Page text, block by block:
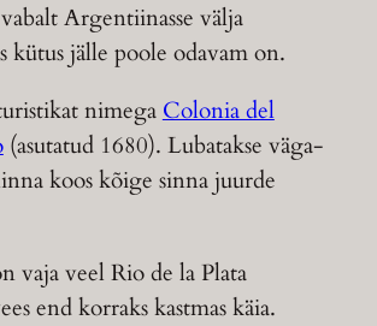
Argentiinasse välja
kütus jälle poole odavam on.
nimega Colonia del
(asutatud 1680). Lubatakse väga-
koos kõige sinna juurde
vaja veel Rio de la Plata
end korraks kastmas käia.